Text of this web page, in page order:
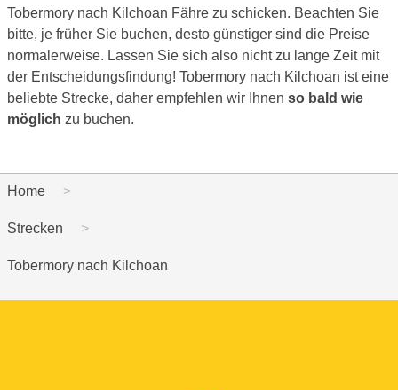
Tobermory nach Kilchoan Fähre zu schicken. Beachten Sie
bitte, je früher Sie buchen, desto günstiger sind die Preise
normalerweise. Lassen Sie sich also nicht zu lange Zeit mit
der Entscheidungsfindung! Tobermory nach Kilchoan ist eine
beliebte Strecke, daher empfehlen wir Ihnen so bald wie
möglich zu buchen.
Home
Strecken
Tobermory nach Kilchoan